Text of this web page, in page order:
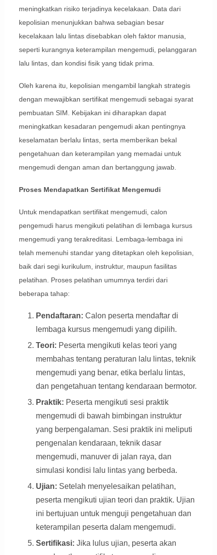
meningkatkan risiko terjadinya kecelakaan. Data dari
kepolisian menunjukkan bahwa sebagian besar
kecelakaan lalu lintas disebabkan oleh faktor manusia,
seperti kurangnya keterampilan mengemudi, pelanggaran
lalu lintas, dan kondisi fisik yang tidak prima.
Oleh karena itu, kepolisian mengambil langkah strategis
dengan mewajibkan sertifikat mengemudi sebagai syarat
pembuatan SIM. Kebijakan ini diharapkan dapat
meningkatkan kesadaran pengemudi akan pentingnya
keselamatan berlalu lintas, serta memberikan bekal
pengetahuan dan keterampilan yang memadai untuk
mengemudi dengan aman dan bertanggung jawab.
Proses Mendapatkan Sertifikat Mengemudi
Untuk mendapatkan sertifikat mengemudi, calon
pengemudi harus mengikuti pelatihan di lembaga kursus
mengemudi yang terakreditasi. Lembaga-lembaga ini
telah memenuhi standar yang ditetapkan oleh kepolisian,
baik dari segi kurikulum, instruktur, maupun fasilitas
pelatihan. Proses pelatihan umumnya terdiri dari
beberapa tahap:
Pendaftaran: Calon peserta mendaftar di
lembaga kursus mengemudi yang dipilih.
Teori: Peserta mengikuti kelas teori yang
membahas tentang peraturan lalu lintas, teknik
mengemudi yang benar, etika berlalu lintas,
dan pengetahuan tentang kendaraan bermotor.
Praktik: Peserta mengikuti sesi praktik
mengemudi di bawah bimbingan instruktur
yang berpengalaman. Sesi praktik ini meliputi
pengenalan kendaraan, teknik dasar
mengemudi, manuver di jalan raya, dan
simulasi kondisi lalu lintas yang berbeda.
Ujian: Setelah menyelesaikan pelatihan,
peserta mengikuti ujian teori dan praktik. Ujian
ini bertujuan untuk menguji pengetahuan dan
keterampilan peserta dalam mengemudi.
Sertifikasi: Jika lulus ujian, peserta akan